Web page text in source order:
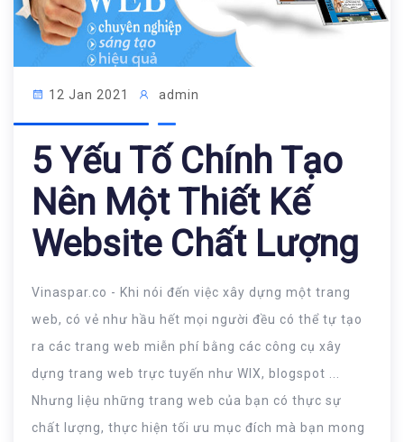
12 Jan 2021 admin
5 Yếu Tố Chính Tạo
Nên Một Thiết Kế
Website Chất Lượng
Vinaspar.co - Khi nói đến việc xây dựng một trang
web, có vẻ như hầu hết mọi người đều có thể tự tạo
ra các trang web miễn phí bằng các công cụ xây
dựng trang web trực tuyến như WIX, blogspot ...
Nhưng liệu những trang web của bạn có thực sự
chất lượng, thực hiện tối ưu mục đích mà bạn mong